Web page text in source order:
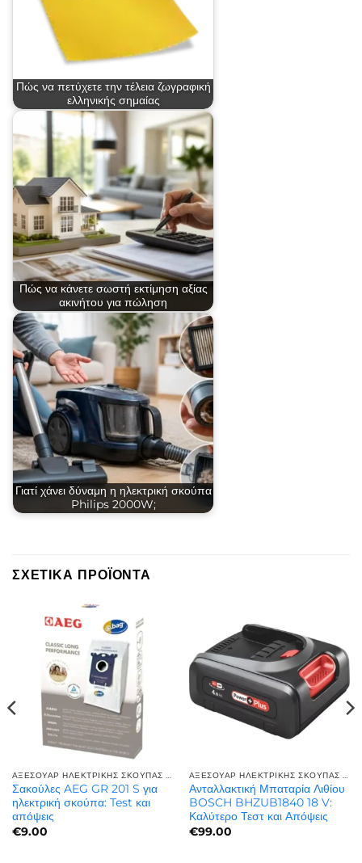
Πώς να πετύχετε την τέλεια ζωγραφική
ελληνικής σημαίας
Πώς να κάνετε σωστή εκτίμηση αξίας
ακινήτου για πώληση
Γιατί χάνει δύναμη η ηλεκτρική σκούπα
Philips 2000W;
ΣΧΕΤΙΚΆ ΠΡΟΪΌΝΤΑ
ΑΞΕΣΟΥΆΡ ΗΛΕΚΤΡΙΚΉΣ ΣΚΟΎΠΑΣ | ΠΟΙΌΤΗΤΑ ΚΑΙ ΑΝΤΟΧΉ
Σακούλες AEG GR 201 S για
ηλεκτρική σκούπα: Test και
απόψεις
€9.00
ΑΞΕΣΟΥΆΡ ΗΛΕΚΤΡΙΚΉΣ ΣΚΟΎΠΑΣ | ΠΟΙΌΤΗΤΑ ΚΑΙ ΑΝΤΟΧΉ
Ανταλλακτική Μπαταρία Λιθίου
BOSCH BHZUB1840 18 V:
Καλύτερο Τεστ και Απόψεις
€99.00